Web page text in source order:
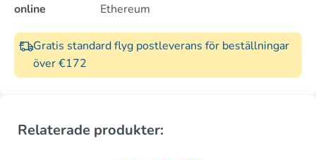
online
Ethereum
Gratis standard flyg postleverans för beställningar
över €172
Relaterade produkter: